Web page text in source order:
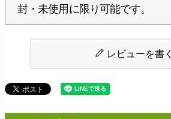
封・未使用に限り可能です。
レビューを書く